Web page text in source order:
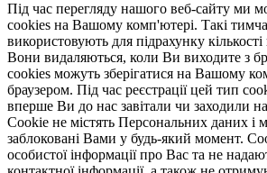
Під час перегляду нашого веб-сайту ми
cookies на Вашому комп'ютері. Такі
використовують для підрахунку кількості
Вони видаляються, коли Ви виходите з
cookies можуть зберігатися на Вашому
браузером. Під час реєстрації цей тип
вперше Ви до нас завітали чи заходили
Cookie не містять Персональних даних і
заблоковані Вами у будь-який момент.
особистої інформації про Вас та не